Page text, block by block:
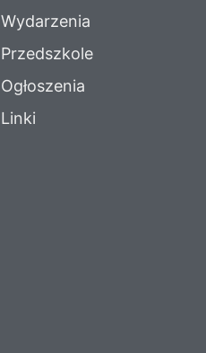
Wydarzenia
Przedszkole
Ogłoszenia
Linki